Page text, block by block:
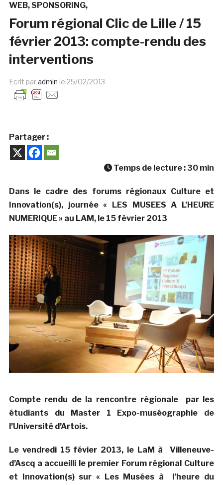
WEB SPONSORING
Forum régional Clic de Lille / 15
février 2013: compte-rendu des
interventions
Ecrit paradmin le 25/02/2013
Partager :
Temps de lecture : 30 min
Dans le cadre des forums régionaux Culture et
Innovation(s), journée « LES MUSEES A L’HEURE
NUMERIQUE » au LAM, le 15 février 2013
Compte rendu de la rencontre régionale
par les
étudiants du Master 1 Expo-muséographie de
l’Université d’Artois.
Le vendredi 15 févier 2013, le LaM à Villeneuve-
d’Ascq a accueilli le premier Forum régional Culture
et Innovation(s) sur « Les Musées à l’heure du